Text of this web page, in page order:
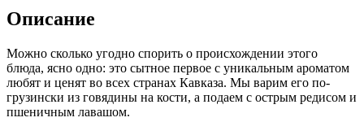
Описание
Можно сколько угодно спорить о происхождении этого
блюда, ясно одно: это сытное первое с уникальным ароматом
любят и ценят во всех странах Кавказа. Мы варим его по-
грузински из говядины на кости, а подаем с острым редисом и
пшеничным лавашом.